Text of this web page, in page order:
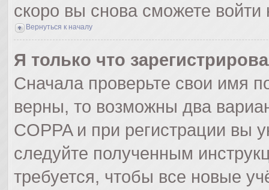
скоро вы снова сможете
Вернуться к началу
Я только что
Сначала проверьте свои имя
верны, то возможны два
COPPA и при регистрации вы
следуйте полученным
требуется, чтобы все новые